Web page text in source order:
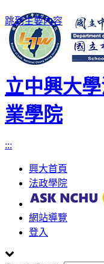
跳到主要內容
立中興大
業學院
:::
興大首頁
法政學院
網站導覽
登入